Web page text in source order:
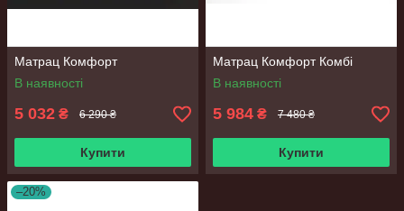
Матрац Комфорт
В наявності
5 032 ₴ 6 290 ₴
Купити
Матрац Комфорт Комбі
В наявності
5 984 ₴ 7 480 ₴
Купити
–20%